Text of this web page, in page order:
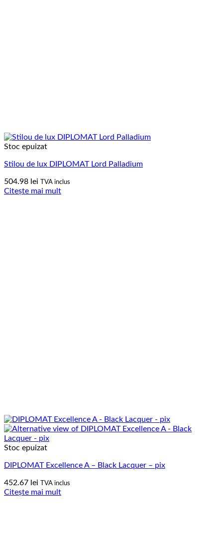
Stoc epuizat
Stilou de lux DIPLOMAT Lord Palladium
504.98 lei TVA inclus
Citește mai mult
Stoc epuizat
DIPLOMAT Excellence A – Black Lacquer – pix
452.67 lei TVA inclus
Citește mai mult